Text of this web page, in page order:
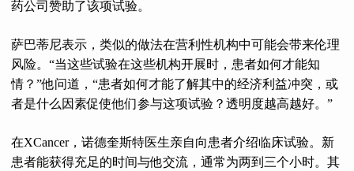
药公司赞助了该项试验。
萨巴蒂尼表示，类似的做法在营利性机构中可能会带来伦理
风险。“当这些试验在这些机构开展时，患者如何才能知
情？”他问道，“患者如何才能了解其中的经济利益冲突，或
者是什么因素促使他们参与这项试验？透明度越高越好。”
在XCancer，诺德奎斯特医生亲自向患者介绍临床试验。新
患者能获得充足的时间与他交流，通常为两到三个小时。其